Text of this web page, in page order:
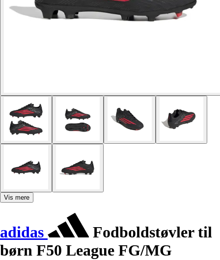
Vis mere
adidas
Fodboldstøvler til
børn F50 League FG/MG